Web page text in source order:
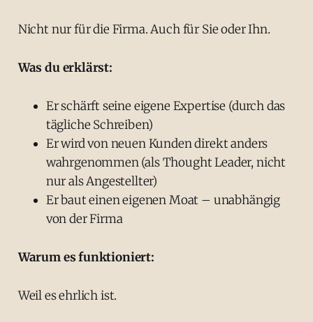
Nicht nur für die Firma. Auch für Sie oder Ihn.
Was du erklärst:
Er schärft seine eigene Expertise (durch das
tägliche Schreiben)
Er wird von neuen Kunden direkt anders
wahrgenommen (als Thought Leader, nicht
nur als Angestellter)
Er baut einen eigenen Moat – unabhängig
von der Firma
Warum es funktioniert:
Weil es ehrlich ist.